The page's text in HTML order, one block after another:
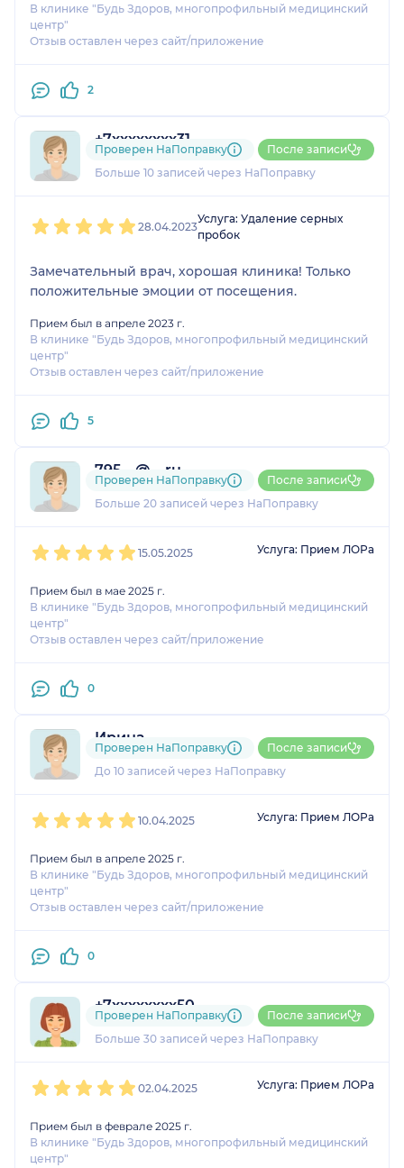
В клинике "Будь Здоров, многопрофильный медицинский
центр"
Отзыв оставлен через сайт/приложение
2
+7xxxxxxxx31
2 отзываи 3 оценки
Больше 10 записей через НаПоправку
Проверен НаПоправку После записи
28.04.2023
Услуга: Удаление серных
пробок
Замечательный врач, хорошая клиника! Только
положительные эмоции от посещения.
Прием был в апреле 2023 г.
В клинике "Будь Здоров, многопрофильный медицинский
центр"
Отзыв оставлен через сайт/приложение
5
795....@....ru
6 отзывов и2 оценки
Больше 20 записей через НаПоправку
Проверен НаПоправку После записи
15.05.2025 Услуга: Прием ЛОРа
Прием был в мае 2025 г.
В клинике "Будь Здоров, многопрофильный медицинский
центр"
Отзыв оставлен через сайт/приложение
0
Ирина
3 оценки
До 10 записей через НаПоправку
Проверен НаПоправку После записи
10.04.2025 Услуга: Прием ЛОРа
Прием был в апреле 2025 г.
В клинике "Будь Здоров, многопрофильный медицинский
центр"
Отзыв оставлен через сайт/приложение
0
+7xxxxxxxx50
2 отзываи 4 оценки
Больше 30 записей через НаПоправку
Проверен НаПоправку После записи
02.04.2025 Услуга: Прием ЛОРа
Прием был в феврале 2025 г.
В клинике "Будь Здоров, многопрофильный медицинский
центр"